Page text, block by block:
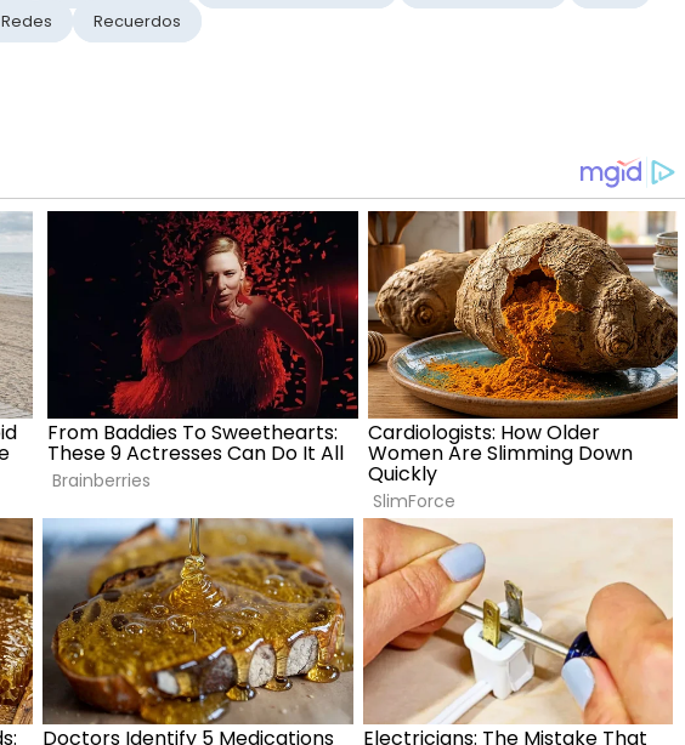
Redes Recuerdos